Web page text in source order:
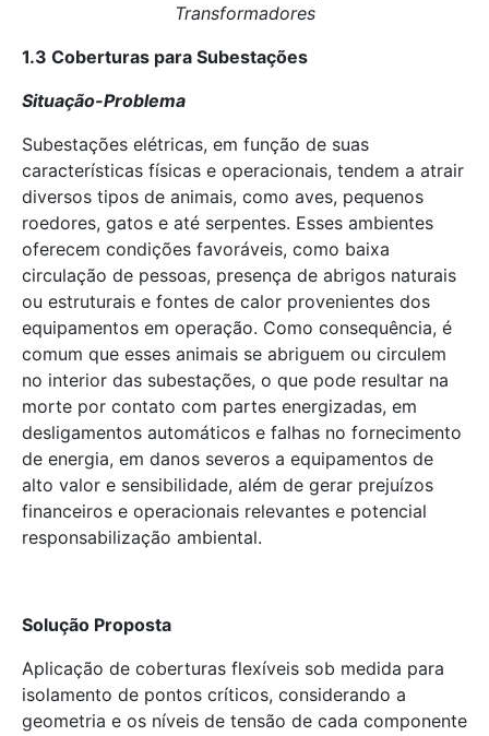
Transformadores
1.3 Coberturas para Subestações
Situação-Problema
Subestações elétricas, em função de suas
características físicas e operacionais, tendem a atrair
diversos tipos de animais, como aves, pequenos
roedores, gatos e até serpentes. Esses ambientes
oferecem condições favoráveis, como baixa
circulação de pessoas, presença de abrigos naturais
ou estruturais e fontes de calor provenientes dos
equipamentos em operação. Como consequência, é
comum que esses animais se abriguem ou circulem
no interior das subestações, o que pode resultar na
morte por contato com partes energizadas, em
desligamentos automáticos e falhas no fornecimento
de energia, em danos severos a equipamentos de
alto valor e sensibilidade, além de gerar prejuízos
financeiros e operacionais relevantes e potencial
responsabilização ambiental.
Solução Proposta
Aplicação de coberturas flexíveis sob medida para
isolamento de pontos críticos, considerando a
geometria e os níveis de tensão de cada componente